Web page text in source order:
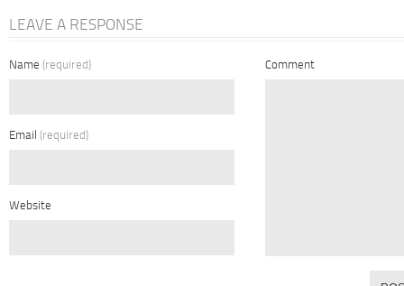
LEAVE A RESPONSE
Name (required)
Email (required)
Website
Comment